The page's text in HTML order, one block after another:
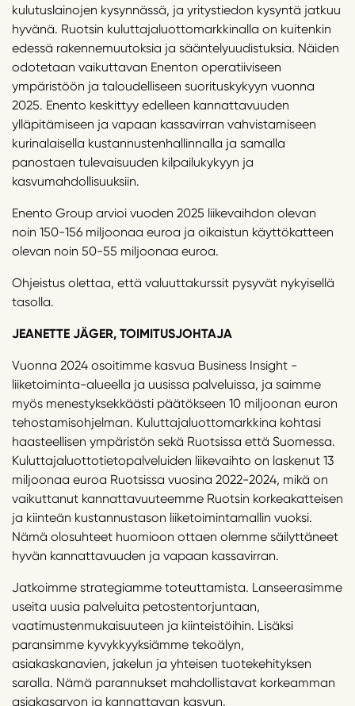
kulutuslainojen kysynnässä, ja yritystiedon kysyntä jatkuu
hyvänä. Ruotsin kuluttajaluottomarkkinalla on kuitenkin
edessä rakennemuutoksia ja sääntelyuudistuksia. Näiden
odotetaan vaikuttavan Enenton operatiiviseen
ympäristöön ja taloudelliseen suorituskykyyn vuonna
2025. Enento keskittyy edelleen kannattavuuden
ylläpitämiseen ja vapaan kassavirran vahvistamiseen
kurinalaisella kustannustenhallinnalla ja samalla
panostaen tulevaisuuden kilpailukykyyn ja
kasvumahdollisuuksiin.
Enento Group arvioi vuoden 2025 liikevaihdon olevan
noin 150-156 miljoonaa euroa ja oikaistun käyttökatteen
olevan noin 50-55 miljoonaa euroa.
Ohjeistus olettaa, että valuuttakurssit pysyvät nykyisellä
tasolla.
JEANETTE JÄGER, TOIMITUSJOHTAJA
Vuonna 2024 osoitimme kasvua Business Insight -
liiketoiminta-alueella ja uusissa palveluissa, ja saimme
myös menestyksekkäästi päätökseen 10 miljoonan euron
tehostamisohjelman. Kuluttajaluottomarkkina kohtasi
haasteellisen ympäristön sekä Ruotsissa että Suomessa.
Kuluttajaluottotietopalveluiden liikevaihto on laskenut 13
miljoonaa euroa Ruotsissa vuosina 2022-2024, mikä on
vaikuttanut kannattavuuteemme Ruotsin korkeakatteisen
ja kiinteän kustannustason liiketoimintamallin vuoksi.
Nämä olosuhteet huomioon ottaen olemme säilyttäneet
hyvän kannattavuuden ja vapaan kassavirran.
Jatkoimme strategiamme toteuttamista. Lanseerasimme
useita uusia palveluita petostentorjuntaan,
vaatimustenmukaisuuteen ja kiinteistöihin. Lisäksi
paransimme kyvykkyyksiämme tekoälyn,
asiakaskanavien, jakelun ja yhteisen tuotekehityksen
saralla. Nämä parannukset mahdollistavat korkeamman
asiakasarvon ja kannattavan kasvun.